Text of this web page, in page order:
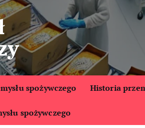
spożywczego Historia
spożywczego